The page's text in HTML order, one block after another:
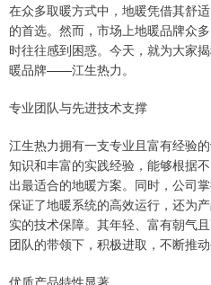
在众多取暖方式中，地暖凭借其舒
的首选。然而，市场上地暖品牌众
时往往感到困惑。今天，就为大家
暖品牌——江生热力。
专业团队与先进技术支撑
江生热力拥有一支专业且富有经验
知识和丰富的实践经验，能够根据
出最适合的地暖方案。同时，公司
保证了地暖系统的高效运行，还为
实的技术保障。其年轻、富有朝气
团队的带领下，积极进取，不断推动